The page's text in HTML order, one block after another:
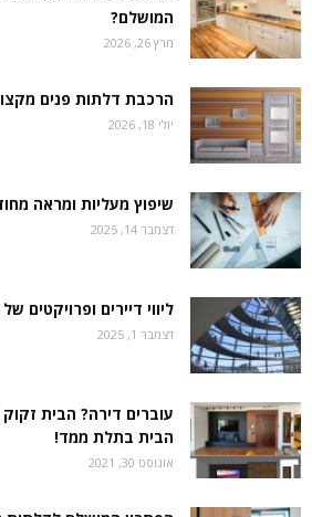
המושלם?
מרץ 26, 2026
הרכבת דלתות פנים
יולי 18, 2026
שיפוץ מעליות ומראה
דצמבר 14, 2025
ליווי דיירים ופרויקטים של
דצמבר 1, 2025
עוברים דירה? הבית
הבית בתלת ממד!
אוגוסט 30, 2021